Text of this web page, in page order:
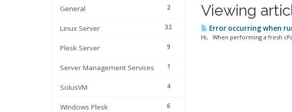
2
General
32
Linux Server
9
Plesk Server
1
Server Management Services
4
SolusVM
6
Windows Plesk
Viewing
Error occurring when
Hi, When performing a fresh